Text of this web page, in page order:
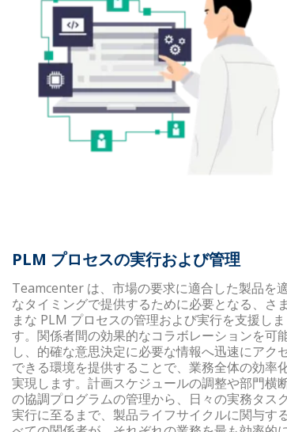
PLM プロセスの実行および管理
Teamcenter は、市場の要求に適合した製品を
なタイミングで提供するために必要となる、さ
まな PLM プロセスの管理および実行を支援しま
す。関係者間の効果的なコラボレーションを可
し、的確な意思決定に必要な情報へ迅速にアク
できる環境を提供することで、業務全体の効率
実現します。計画スケジュールの調整や部門横
の協調プログラムの管理から、日々の実務タス
実行に至るまで、製品ライフサイクルに関与す